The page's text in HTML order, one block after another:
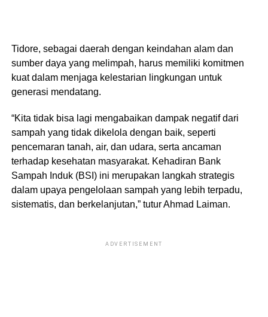
Tidore, sebagai daerah dengan keindahan alam dan
sumber daya yang melimpah, harus memiliki komitmen
kuat dalam menjaga kelestarian lingkungan untuk
generasi mendatang.
“Kita tidak bisa lagi mengabaikan dampak negatif dari
sampah yang tidak dikelola dengan baik, seperti
pencemaran tanah, air, dan udara, serta ancaman
terhadap kesehatan masyarakat. Kehadiran Bank
Sampah Induk (BSI) ini merupakan langkah strategis
dalam upaya pengelolaan sampah yang lebih terpadu,
sistematis, dan berkelanjutan,” tutur Ahmad Laiman.
ADVERTISEMENT